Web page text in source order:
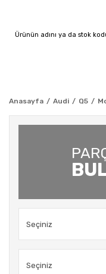
Anasayfa Audi Q5